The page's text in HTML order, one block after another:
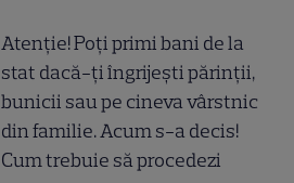
Atenție! Poți primi bani de la
stat dacă-ți îngrijești părinții,
bunicii sau pe cineva vârstnic
din familie. Acum s-a decis!
Cum trebuie să procedezi